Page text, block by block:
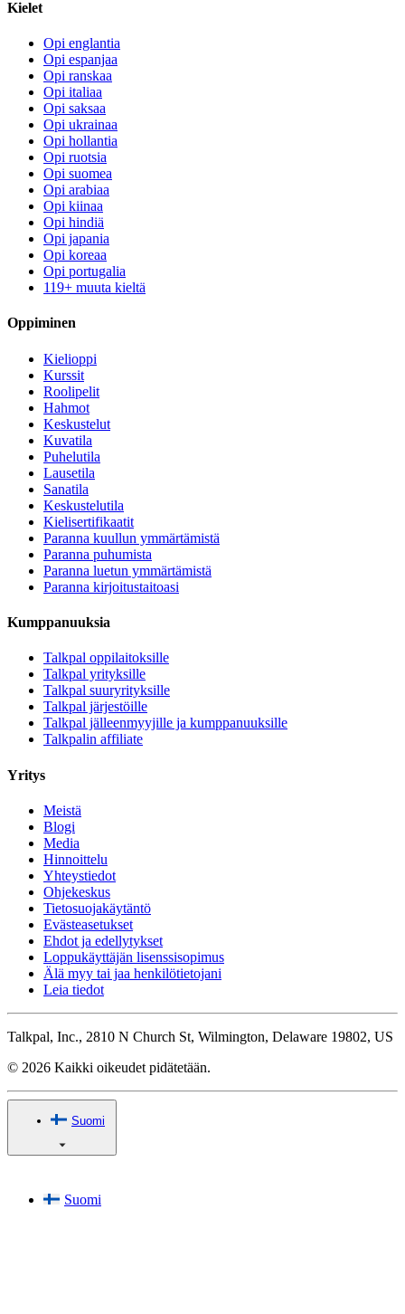
Kielet
Opi englantia
Opi espanjaa
Opi ranskaa
Opi italiaa
Opi saksaa
Opi ukrainaa
Opi hollantia
Opi ruotsia
Opi suomea
Opi arabiaa
Opi kiinaa
Opi hindiä
Opi japania
Opi koreaa
Opi portugalia
119+ muuta kieltä
Oppiminen
Kielioppi
Kurssit
Roolipelit
Hahmot
Keskustelut
Kuvatila
Puhelutila
Lausetila
Sanatila
Keskustelutila
Kielisertifikaatit
Paranna kuullun ymmärtämistä
Paranna puhumista
Paranna luetun ymmärtämistä
Paranna kirjoitustaitoasi
Kumppanuuksia
Talkpal oppilaitoksille
Talkpal yrityksille
Talkpal suuryrityksille
Talkpal järjestöille
Talkpal jälleenmyyjille ja kumppanuuksille
Talkpalin affiliate
Yritys
Meistä
Blogi
Media
Hinnoittelu
Yhteystiedot
Ohjekeskus
Tietosuojakäytäntö
Evästeasetukset
Ehdot ja edellytykset
Loppukäyttäjän lisenssisopimus
Älä myy tai jaa henkilötietojani
Leia tiedot
Talkpal, Inc., 2810 N Church St, Wilmington, Delaware 19802, US
© 2026 Kaikki oikeudet pidätetään.
Suomi
Suomi